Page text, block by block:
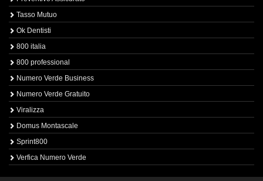
Tasso Mutuo
Ok Dentisti
800 italia
800 professional
Numero Verde Business
Numero Verde Gratuito
Viralizza
Domus Montascale
Sprint800
Verfica Numero Verde